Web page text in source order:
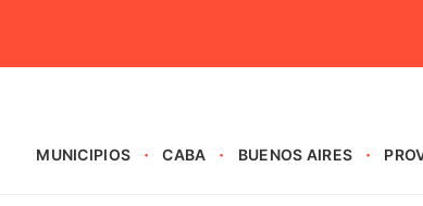
MUNICIPIOS CABA BUENOS AIRES